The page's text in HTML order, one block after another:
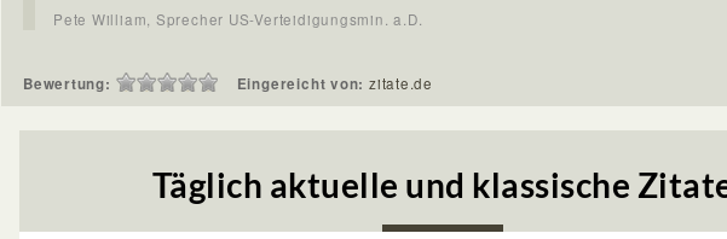
Pete William, Sprecher US-Verteidigungsmin. a.D.
Bewertung: Eingereicht von: zitate.de